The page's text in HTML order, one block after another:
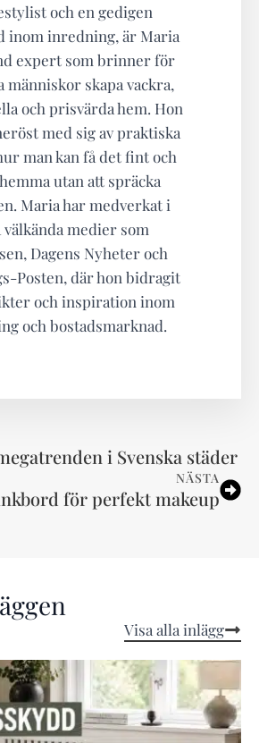
och en gedigen
inom inredning, är Maria
expert som brinner för
människor skapa vackra,
och prisvärda hem. Hon
med sig av praktiska
man kan få det fint och
utan att spräcka
Maria har medverkat i
medier som
Dagens Nyheter och
Posten, där hon bidragit
och inspiration inom
och bostadsmarknad.
i Svenska städer
NÄSTA
för perfekt makeup
Visa alla inlägg